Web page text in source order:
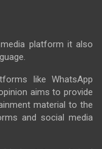
platform it also
like WhatsApp
aims to provide
material to the
and social media